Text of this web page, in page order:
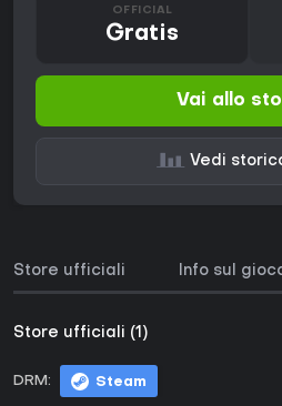
OFFICIAL
Gratis
Vai allo
Vedi
Store ufficiali Info sul
Store ufficiali (1)
DRM: Steam